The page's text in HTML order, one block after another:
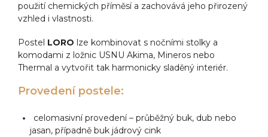
použití chemických příměsí a zachovává jeho přirozený
vzhled i vlastnosti.
Postel LORO lze kombinovat s nočními stolky a
komodami z ložnic USNU Akima, Mineros nebo
Thermal a vytvořit tak harmonicky sladěný interiér.
Provedení postele:
celomasivní provedení – průběžný buk, dub nebo
jasan, případně buk jádrový cink